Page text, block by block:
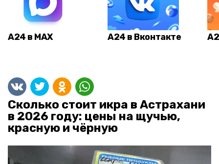
А24 в MAX А24 в Вконтакте
Сколько стоит икра в Астрахани
в 2026 году: цены на щучью,
красную и чёрную